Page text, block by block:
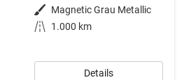
Außenfarbe Magnetic Grau Metallic
Kilometerstand
1.000 km
Details